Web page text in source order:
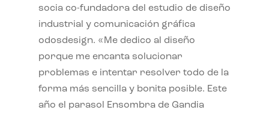
socia co-fundadora del estudio de diseño
industrial y comunicación gráfica
odosdesign. «Me dedico al diseño
porque me encanta solucionar
problemas e intentar resolver todo de la
forma más sencilla y bonita posible. Este
año el parasol Ensombra de Gandia